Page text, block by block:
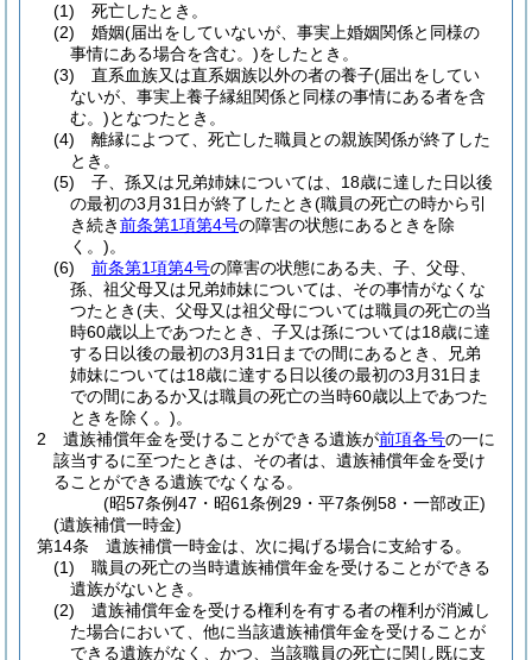
(1)
死亡したとき。
(2)
婚姻(届出をしていないが、事実上婚姻関係と同様の
事情にある場合を含む。)をしたとき。
(3)
直系血族又は直系姻族以外の者の養子(届出をしてい
ないが、事実上養子縁組関係と同様の事情にある者を含
む。)となつたとき。
(4)
離縁によつて、死亡した職員との親族関係が終了した
とき。
(5)
子、孫又は兄弟姉妹については、18歳に達した日以後
の最初の3月31日が終了したとき(職員の死亡の時から引
き続き前条第1項第4号の障害の状態にあるときを除
く。)。
(6)
前条第1項第4号の障害の状態にある夫、子、父母、
孫、祖父母又は兄弟姉妹については、その事情がなくな
つたとき(夫、父母又は祖父母については職員の死亡の当
時60歳以上であつたとき、子又は孫については18歳に達
する日以後の最初の3月31日までの間にあるとき、兄弟
姉妹については18歳に達する日以後の最初の3月31日ま
での間にあるか又は職員の死亡の当時60歳以上であつた
ときを除く。)。
2
遺族補償年金を受けることができる遺族が前項各号の一に
該当するに至つたときは、その者は、遺族補償年金を受け
ることができる遺族でなくなる。
(昭57条例47・昭61条例29・平7条例58・一部改正)
(遺族補償一時金)
第14条
遺族補償一時金は、次に掲げる場合に支給する。
(1)
職員の死亡の当時遺族補償年金を受けることができる
遺族がないとき。
(2)
遺族補償年金を受ける権利を有する者の権利が消滅し
た場合において、他に当該遺族補償年金を受けることが
できる遺族がなく、かつ、当該職員の死亡に関し既に支